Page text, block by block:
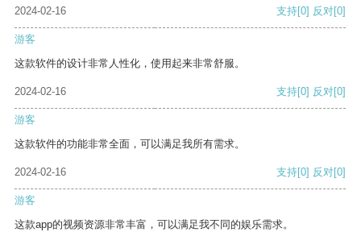
2024-02-16 支持[0] 反对[0]
游客
这款软件的设计非常人性化，使用起来非常舒服。
2024-02-16 支持[0] 反对[0]
游客
这款软件的功能非常全面，可以满足我所有需求。
2024-02-16 支持[0] 反对[0]
游客
这款app的视频资源非常丰富，可以满足我不同的娱乐需求。